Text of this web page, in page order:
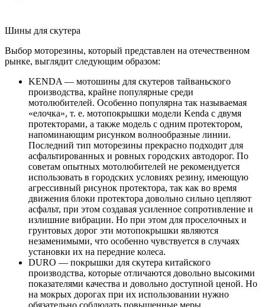
Шины для скутера
Выбор моторезины, который представлен на отечественном
рынке, выглядит следующим образом:
KENDA — мотошины для скутеров тайваньского
производства, крайне популярные среди
мотолюбителей. Особенно популярна так называемая
«елочка», т. е. мотопокрышки модели Kenda с двумя
протекторами, а также модель с одним протектором,
напоминающим рисунком волнообразные линии.
Последний тип моторезины прекрасно подходит для
асфальтированных и ровных городских автодорог. По
советам опытных мотолюбителей не рекомендуется
использовать в городских условиях резину, имеющую
агрессивный рисунок протектора, так как во время
движения блоки протектора довольно сильно цепляют
асфальт, при этом создавая усиленное сопротивление и
излишние вибрации. Но при этом для проселочных и
грунтовых дорог эти мотопокрышки являются
незаменимыми, что особенно чувствуется в случаях
установки их на передние колеса.
DURO — покрышки для скутера китайского
производства, которые отличаются довольно высокими
показателями качества и довольно доступной ценой. Но
на мокрых дорогах при их использовании нужно